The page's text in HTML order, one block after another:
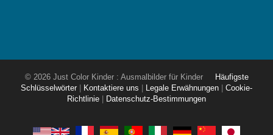
© 2026 Just Color Kinder : Ausmalbilder für Kinder
Häufigste
Schlüsselwörter
Kontaktiere uns Legale Erwähnungen
Cookie-
Richtlinie
Datenschutz-Bestimmungen